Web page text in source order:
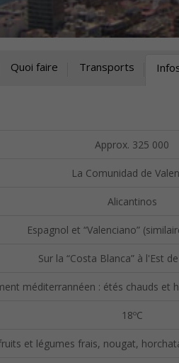
Quoi faire Transports
Approx. 325 000
La Comunidad de
Alicantinos
Espagnol et “Valenciano”
Sur la “Costa Blanca” à l'Est
méditerrannéen : étés chauds et
18ºC
et légumes frais, nougat,